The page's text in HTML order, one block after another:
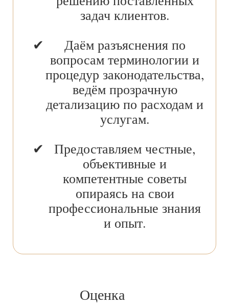
задач клиентов.
Даём разъяснения по
вопросам терминологии и
процедур законодательства,
ведём прозрачную
детализацию по расходам и
услугам.
Предоставляем честные,
объективные и
компетентные советы
опираясь на свои
профессиональные знания
и опыт.
Оценка